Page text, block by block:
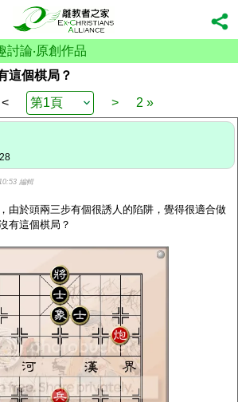
討論‧原創作品
這個棋局？
> 2 »
編輯
由於頭兩三步有個很誘人的陷阱，覺得很適合做
有這個棋局？